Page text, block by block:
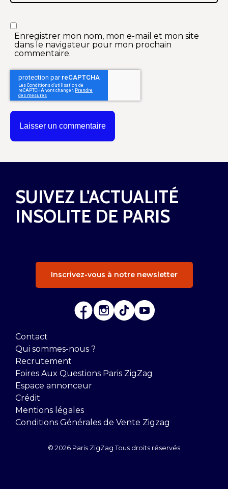
Enregistrer mon nom, mon e-mail et mon site
dans le navigateur pour mon prochain
commentaire.
SUIVEZ L'ACTUALITÉ
INSOLITE DE PARIS
Inscrivez-vous à notre newsletter
Contact
Qui sommes-nous ?
Recrutement
Foires Aux Questions Paris ZigZag
Espace annonceur
Crédit
Mentions légales
Conditions Générales de Vente Zigzag
© 2026 Paris ZigZag Tous droits réservés